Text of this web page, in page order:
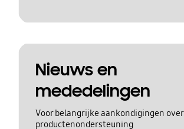
Nieuws en
mededelingen
Voor belangrijke aankondigingen over
productenondersteuning